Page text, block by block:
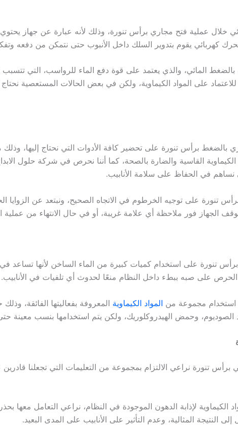
خلال عملية فتح مجاري برأس تنورة، وذلك لأنه عبارة عن جهاز
كهربائي يقوم بتدوير السلك داخل الأنبوب حتى نتمكن من دفعه
المائي، والذي يعتمد على قوة دفع الماء للرواسب، التي تتسبب
على المواد الكيماوية، ولكن في بعض الحالات المستعصية
برأس تنورة على تحضير كافة الأدوات التي نحتاج إليها، وذلك
القاسية والضارة بالصحة، كما أننا نحرص في شركة حلول
في الحفاظ على سلامة الأنابيب.
تنورة على توجيه الخرطوم في الاتجاه الصحيح، ونبتعد عن الزوايا
الجهاز فور ملاحظة أي علامة غريبة، أو في حال الانتهاء من عملية
تنورة على استخدام كميات كبيرة من الماء الساخن لأنها تساعد
على صبه ببطء داخل النظام منعًا لحدوث أي تلفيات في الأنابيب.
مجموعة من المواد الكيماوية المعروفة بفعاليتها الفائقة،
الصوديوم، وحمض الهيدروكلوريك، ولكن يتم استخدامها بنسب معينة
تنورة نراعي الالتزام بمجموعة من التعليمات التي تجعلنا
الكيماوية لإذابة الدهون الموجودة في النظام، نراعي التعامل معها
المثالية، وعدم التأثير على الأنابيب على المدى البعيد.